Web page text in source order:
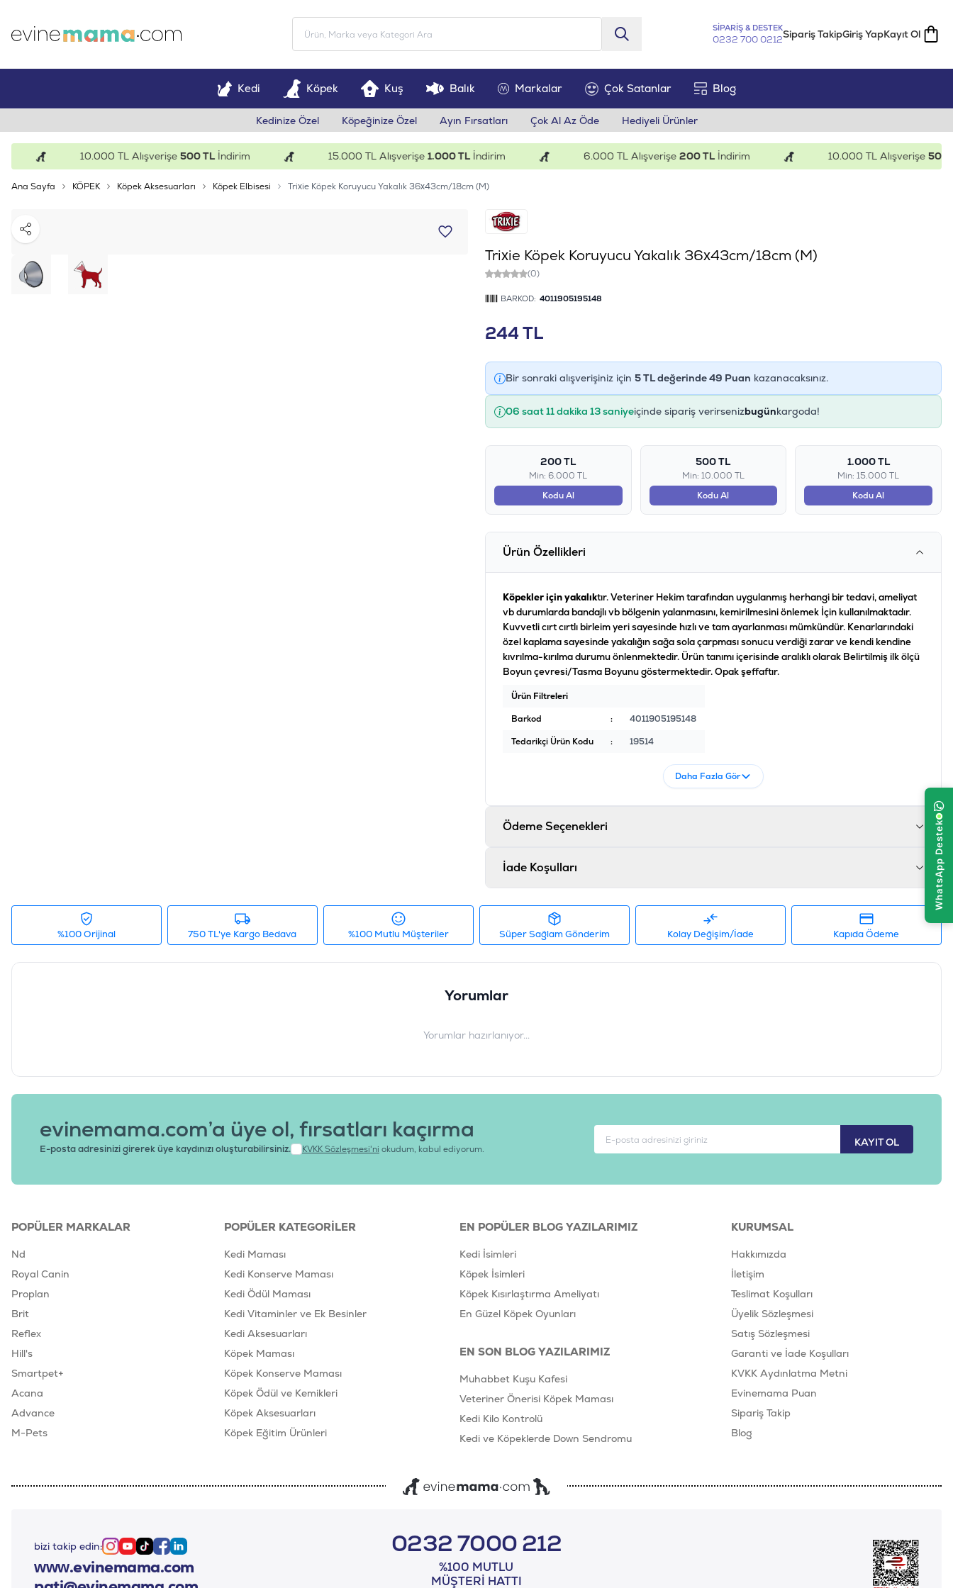
SİPARİŞ & DESTEK
0232 700 0212Sipariş TakipGiriş YapKayıt Ol
Kedi Köpek Kuş Balık Markalar Çok Satanlar Blog
Kedinize Özel Köpeğinize Özel Ayın Fırsatları Çok Al Az Öde Hediyeli Ürünler
10.000 TL Alışverişe500 TLİndirim 15.000 TL Alışverişe1.000 TLİndirim 6.000 TL Alışverişe200 TLİndirim 10.000 TL Alışverişe500 TL
Ana Sayfa KÖPEK Köpek Aksesuarları Köpek Elbisesi Trixie Köpek Koruyucu Yakalık 36x43cm/18cm (M)
Paylaş
Trixie Köpek Koruyucu Yakalık 36x43cm/18cm (M)
(0)
BARKOD: 4011905195148
244TL
Bir sonraki alışverişiniz için 5TL değerinde49 Puan kazanacaksınız.
06 saat 11 dakika 13 saniyeiçinde sipariş verirsenizbugünkargoda!
200 TL
Min: 6.000 TL
Kodu Al
500 TL
Min: 10.000 TL
Kodu Al
1.000 TL
Min: 15.000 TL
Kodu Al
Ürün Özellikleri
Köpekler için yakalıktır. Veteriner Hekim tarafından uygulanmış herhangi bir tedavi, ameliyat
vb durumlarda bandajlı vb bölgenin yalanmasını, kemirilmesini önlemek İçin kullanılmaktadır.
Kuvvetli cırt cırtlı birleim yeri sayesinde hızlı ve tam ayarlanması mümkündür. Kenarlarındaki
özel kaplama sayesinde yakalığın sağa sola çarpması sonucu verdiği zarar ve kendi kendine
kıvrılma-kırılma durumu önlenmektedir. Ürün tanımı içerisinde aralıklı olarak Belirtilmiş ilk ölçü
Boyun çevresi/Tasma Boyunu göstermektedir. Opak şeffaftır.
Ürün Filtreleri
Barkod
:
4011905195148
Tedarikçi Ürün Kodu
: 19514
Daha Fazla Gör
Ödeme Seçenekleri
İade Koşulları
%100 Orijinal 750 TL'ye Kargo Bedava %100 Mutlu Müşteriler Süper Sağlam Gönderim Kolay Değişim/İade Kapıda Ödeme
Yorumlar
Yorumlar hazırlanıyor...
KAYIT OL
evinemama.com’a üye ol, fırsatları kaçırma
E-posta adresinizi girerek üye kaydınızı oluşturabilirsiniz. KVKK Sözleşmesi'ni okudum, kabul ediyorum.
POPÜLER MARKALAR
Nd
Royal Canin
Proplan
Brit
Reflex
Hill's
Smartpet+
Acana
Advance
M-Pets
POPÜLER KATEGORILER
Kedi Maması
Kedi Konserve Maması
Kedi Ödül Maması
Kedi Vitaminler ve Ek Besinler
Kedi Aksesuarları
Köpek Maması
Köpek Konserve Maması
Köpek Ödül ve Kemikleri
Köpek Aksesuarları
Köpek Eğitim Ürünleri
EN POPÜLER BLOG YAZILARIMIZ
Kedi İsimleri
Köpek İsimleri
Köpek Kısırlaştırma Ameliyatı
En Güzel Köpek Oyunları
EN SON BLOG YAZILARIMIZ
Muhabbet Kuşu Kafesi
Veteriner Önerisi Köpek Maması
Kedi Kilo Kontrolü
Kedi ve Köpeklerde Down Sendromu
KURUMSAL
Hakkımızda
İletişim
Teslimat Koşulları
Üyelik Sözleşmesi
Satış Sözleşmesi
Garanti ve İade Koşulları
KVKK Aydınlatma Metni
Evinemama Puan
Sipariş Takip
Blog
bizi takip edin: Instagram
Youtube
TiktokFacebook
Linkedin
www.evinemama.com
0232 7000 212
%100 MUTLU
MÜŞTERI HATTI